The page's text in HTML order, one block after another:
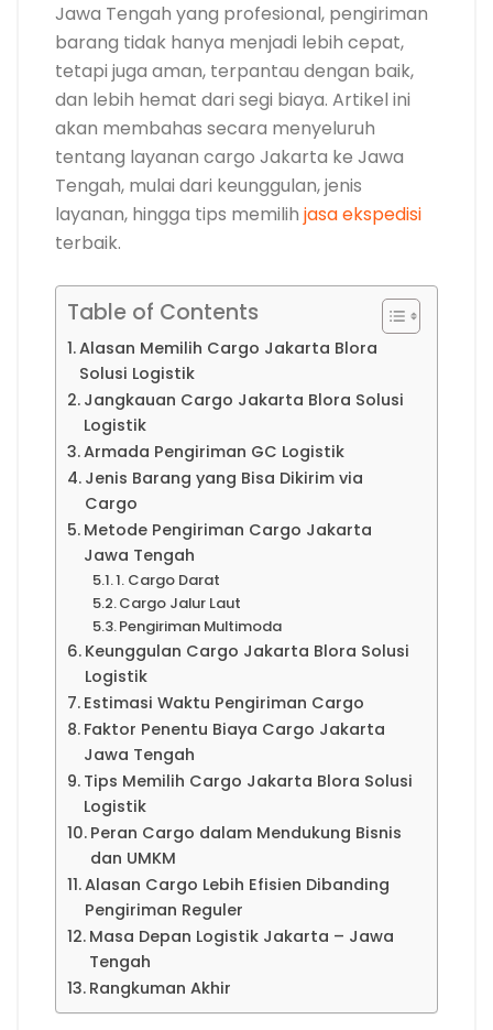
Jawa Tengah yang profesional, pengiriman
barang tidak hanya menjadi lebih cepat,
tetapi juga aman, terpantau dengan baik,
dan lebih hemat dari segi biaya. Artikel ini
akan membahas secara menyeluruh
tentang layanan cargo Jakarta ke Jawa
Tengah, mulai dari keunggulan, jenis
layanan, hingga tips memilih jasa ekspedisi
terbaik.
Table of Contents
Alasan Memilih Cargo Jakarta Blora
Solusi Logistik
Jangkauan Cargo Jakarta Blora Solusi
Logistik
Armada Pengiriman GC Logistik
Jenis Barang yang Bisa Dikirim via
Cargo
Metode Pengiriman Cargo Jakarta
Jawa Tengah
1. Cargo Darat
Cargo Jalur Laut
Pengiriman Multimoda
Keunggulan Cargo Jakarta Blora Solusi
Logistik
Estimasi Waktu Pengiriman Cargo
Faktor Penentu Biaya Cargo Jakarta
Jawa Tengah
Tips Memilih Cargo Jakarta Blora Solusi
Logistik
Peran Cargo dalam Mendukung Bisnis
dan UMKM
Alasan Cargo Lebih Efisien Dibanding
Pengiriman Reguler
Masa Depan Logistik Jakarta – Jawa
Tengah
Rangkuman Akhir